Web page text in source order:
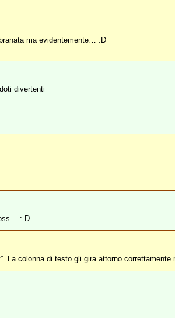
ma evidentemente… :D
divertenti
:-D
La colonna di testo gli gira attorno